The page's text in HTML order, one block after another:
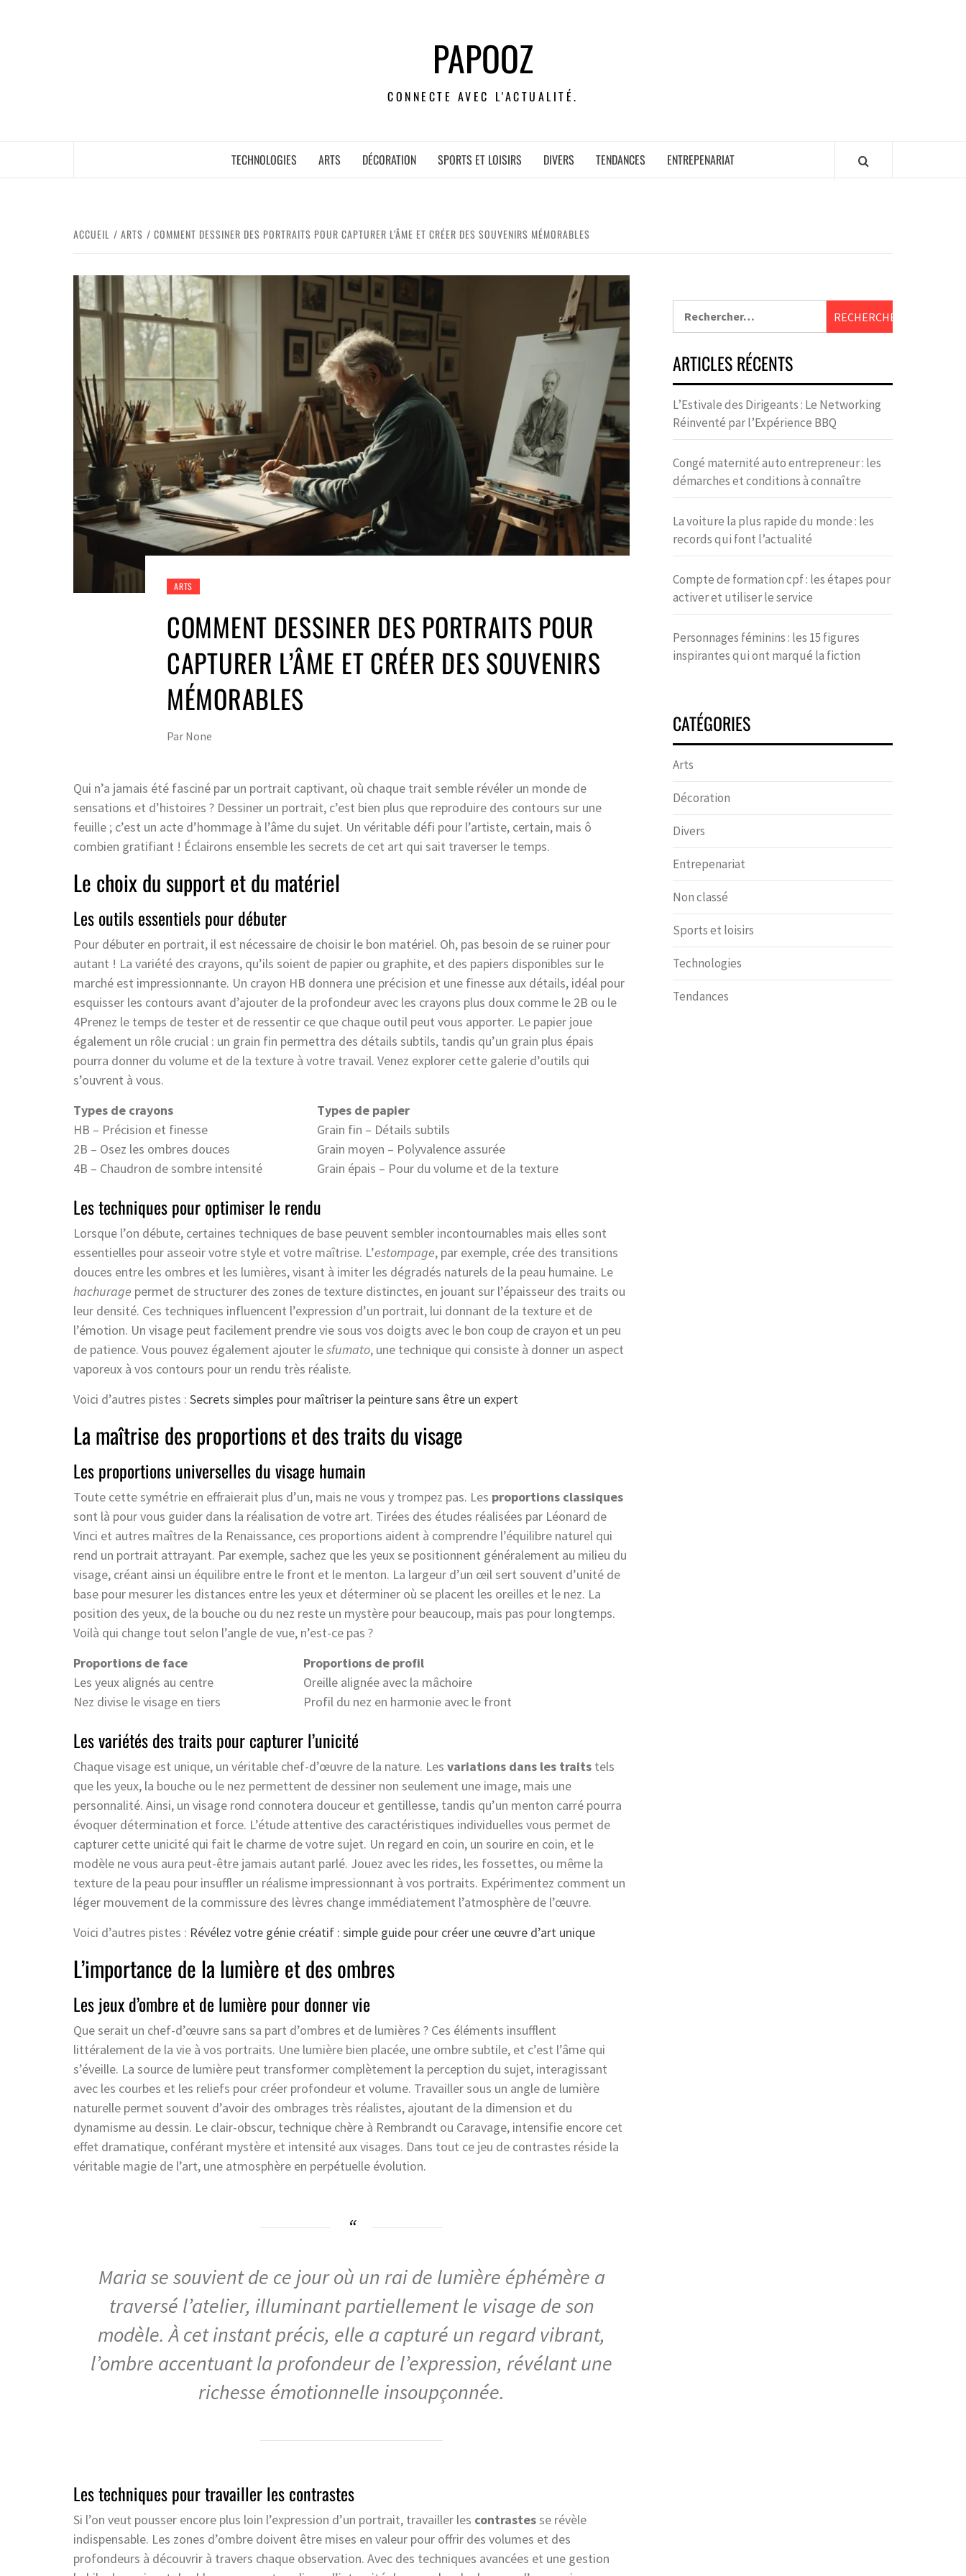
PAPOOZ
CONNECTE AVEC L'ACTUALITÉ.
TECHNOLOGIES ARTS DÉCORATION SPORTS ET LOISIRS DIVERS TENDANCES ENTREPENARIAT
ACCUEIL ARTS COMMENT DESSINER DES PORTRAITS POUR CAPTURER L’ÂME ET CRÉER DES SOUVENIRS MÉMORABLES
ARTS
COMMENT DESSINER DES PORTRAITS POUR
CAPTURER L’ÂME ET CRÉER DES SOUVENIRS
MÉMORABLES
Par None
Qui n’a jamais été fasciné par un portrait captivant, où chaque trait semble révéler un monde de
sensations et d’histoires ? Dessiner un portrait, c’est bien plus que reproduire des contours sur une
feuille ; c’est un acte d’hommage à l’âme du sujet. Un véritable défi pour l’artiste, certain, mais ô
combien gratifiant ! Éclairons ensemble les secrets de cet art qui sait traverser le temps.
Le choix du support et du matériel
Les outils essentiels pour débuter
Pour débuter en portrait, il est nécessaire de choisir le bon matériel. Oh, pas besoin de se ruiner pour
autant ! La variété des crayons, qu’ils soient de papier ou graphite, et des papiers disponibles sur le
marché est impressionnante. Un crayon HB donnera une précision et une finesse aux détails, idéal pour
esquisser les contours avant d’ajouter de la profondeur avec les crayons plus doux comme le 2B ou le
4Prenez le temps de tester et de ressentir ce que chaque outil peut vous apporter. Le papier joue
également un rôle crucial : un grain fin permettra des détails subtils, tandis qu’un grain plus épais
pourra donner du volume et de la texture à votre travail. Venez explorer cette galerie d’outils qui
s’ouvrent à vous.
Types de crayons
Types de papier
HB – Précision et finesse
Grain fin – Détails subtils
2B – Osez les ombres douces
Grain moyen – Polyvalence assurée
4B – Chaudron de sombre intensité
Grain épais – Pour du volume et de la texture
Les techniques pour optimiser le rendu
Lorsque l’on débute, certaines techniques de base peuvent sembler incontournables mais elles sont
essentielles pour asseoir votre style et votre maîtrise. L’estompage, par exemple, crée des transitions
douces entre les ombres et les lumières, visant à imiter les dégradés naturels de la peau humaine. Le
hachurage permet de structurer des zones de texture distinctes, en jouant sur l’épaisseur des traits ou
leur densité. Ces techniques influencent l’expression d’un portrait, lui donnant de la texture et de
l’émotion. Un visage peut facilement prendre vie sous vos doigts avec le bon coup de crayon et un peu
de patience. Vous pouvez également ajouter lesfumato, une technique qui consiste à donner un aspect
vaporeux à vos contours pour un rendu très réaliste.
Voici d’autres pistes : Secrets simples pour maîtriser la peinture sans être un expert
La maîtrise des proportions et des traits du visage
Les proportions universelles du visage humain
Toute cette symétrie en effraierait plus d’un, mais ne vous y trompez pas. Les proportions classiques
sont là pour vous guider dans la réalisation de votre art. Tirées des études réalisées par Léonard de
Vinci et autres maîtres de la Renaissance, ces proportions aident à comprendre l’équilibre naturel qui
rend un portrait attrayant. Par exemple, sachez que les yeux se positionnent généralement au milieu du
visage, créant ainsi un équilibre entre le front et le menton. La largeur d’un œil sert souvent d’unité de
base pour mesurer les distances entre les yeux et déterminer où se placent les oreilles et le nez. La
position des yeux, de la bouche ou du nez reste un mystère pour beaucoup, mais pas pour longtemps.
Voilà qui change tout selon l’angle de vue, n’est-ce pas ?
Proportions de face
Proportions de profil
Les yeux alignés au centre
Oreille alignée avec la mâchoire
Nez divise le visage en tiers
Profil du nez en harmonie avec le front
Les variétés des traits pour capturer l’unicité
Chaque visage est unique, un véritable chef-d’œuvre de la nature. Les variations dans les traits tels
que les yeux, la bouche ou le nez permettent de dessiner non seulement une image, mais une
personnalité. Ainsi, un visage rond connotera douceur et gentillesse, tandis qu’un menton carré pourra
évoquer détermination et force. L’étude attentive des caractéristiques individuelles vous permet de
capturer cette unicité qui fait le charme de votre sujet. Un regard en coin, un sourire en coin, et le
modèle ne vous aura peut-être jamais autant parlé. Jouez avec les rides, les fossettes, ou même la
texture de la peau pour insuffler un réalisme impressionnant à vos portraits. Expérimentez comment un
léger mouvement de la commissure des lèvres change immédiatement l’atmosphère de l’œuvre.
Voici d’autres pistes : Révélez votre génie créatif : simple guide pour créer une œuvre d’art unique
L’importance de la lumière et des ombres
Les jeux d’ombre et de lumière pour donner vie
Que serait un chef-d’œuvre sans sa part d’ombres et de lumières ? Ces éléments insufflent
littéralement de la vie à vos portraits. Une lumière bien placée, une ombre subtile, et c’est l’âme qui
s’éveille. La source de lumière peut transformer complètement la perception du sujet, interagissant
avec les courbes et les reliefs pour créer profondeur et volume. Travailler sous un angle de lumière
naturelle permet souvent d’avoir des ombrages très réalistes, ajoutant de la dimension et du
dynamisme au dessin. Le clair-obscur, technique chère à Rembrandt ou Caravage, intensifie encore cet
effet dramatique, conférant mystère et intensité aux visages. Dans tout ce jeu de contrastes réside la
véritable magie de l’art, une atmosphère en perpétuelle évolution.
Maria se souvient de ce jour où un rai de lumière éphémère a
traversé l’atelier, illuminant partiellement le visage de son
modèle. À cet instant précis, elle a capturé un regard vibrant,
l’ombre accentuant la profondeur de l’expression, révélant une
richesse émotionnelle insoupçonnée.
Les techniques pour travailler les contrastes
Si l’on veut pousser encore plus loin l’expression d’un portrait, travailler les contrastesse révèle
indispensable. Les zones d’ombre doivent être mises en valeur pour offrir des volumes et des
profondeurs à découvrir à travers chaque observation. Avec des techniques avancées et une gestion
ARTICLES RÉCENTS
L’Estivale des Dirigeants : Le Networking
Réinventé par l’Expérience BBQ
Congé maternité auto entrepreneur : les
démarches et conditions à connaître
La voiture la plus rapide du monde : les
records qui font l’actualité
Compte de formation cpf : les étapes pour
activer et utiliser le service
Personnages féminins : les 15 figures
inspirantes qui ont marqué la fiction
CATÉGORIES
Arts
Décoration
Divers
Entrepenariat
Non classé
Sports et loisirs
Technologies
Tendances